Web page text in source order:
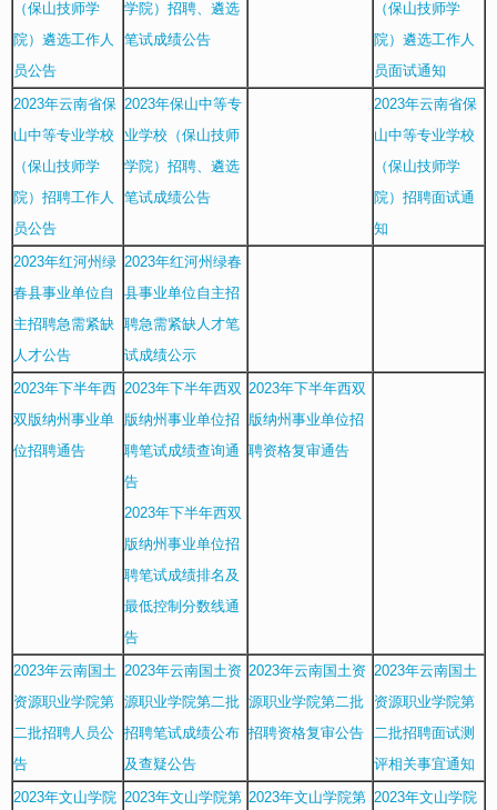
（保山技师学
院）遴选工作人
员公告
学院）招聘、遴选
笔试成绩公告
（保山技师学
院）遴选工作人
员面试通知
2023年云南省保
山中等专业学校
（保山技师学
院）招聘工作人
员公告
2023年保山中等专
业学校（保山技师
学院）招聘、遴选
笔试成绩公告
2023年云南省保
山中等专业学校
（保山技师学
院）招聘面试通
知
2023年红河州绿
春县事业单位自
主招聘急需紧缺
人才公告
2023年红河州绿春
县事业单位自主招
聘急需紧缺人才笔
试成绩公示
2023年下半年西
双版纳州事业单
位招聘通告
2023年下半年西双
版纳州事业单位招
聘笔试成绩查询通
告
2023年下半年西双
版纳州事业单位招
聘笔试成绩排名及
最低控制分数线通
告
2023年下半年西双
版纳州事业单位招
聘资格复审通告
2023年云南国土
资源职业学院第
二批招聘人员公
告
2023年云南国土资
源职业学院第二批
招聘笔试成绩公布
及查疑公告
2023年云南国土资
源职业学院第二批
招聘资格复审公告
2023年云南国土
资源职业学院第
二批招聘面试测
评相关事宜通知
2023年文山学院 2023年文山学院第 2023年文山学院第 2023年文山学院